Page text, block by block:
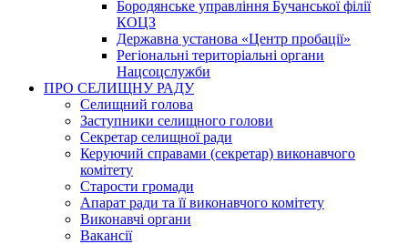
Бородянське управління Бучанської філії
КОЦЗ
Державна установа «Центр пробації»
Регіональні територіальні органи
Нацсоцслужби
ПРО СЕЛИЩНУ РАДУ
Селищний голова
Заступники селищного голови
Секретар селищної ради
Керуючий справами (секретар) виконавчого
комітету
Старости громади
Апарат ради та її виконавчого комітету
Виконавчі органи
Вакансії